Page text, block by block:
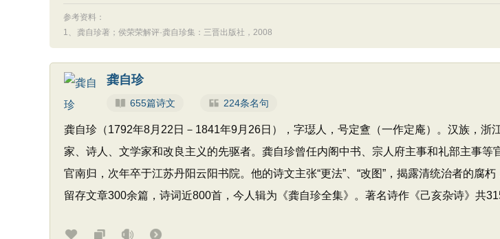
参考资料：
1、
龚自珍著；侯荣荣解评·龚自珍集：三晋出版社，2008
龚自珍
655篇诗文 224条名句
龚自珍（1792年8月22日－1841年9月26日），字璱人，号定盦（一作定庵）。汉族，
家、诗人、文学家和改良主义的先驱者。龚自珍曾任内阁中书、宗人府主事和礼部主事
官南归，次年卒于江苏丹阳云阳书院。他的诗文主张“更法”、“改图”，揭露清统治者的腐
留存文章300余篇，诗词近800首，今人辑为《龚自珍全集》。著名诗作《己亥杂诗》共